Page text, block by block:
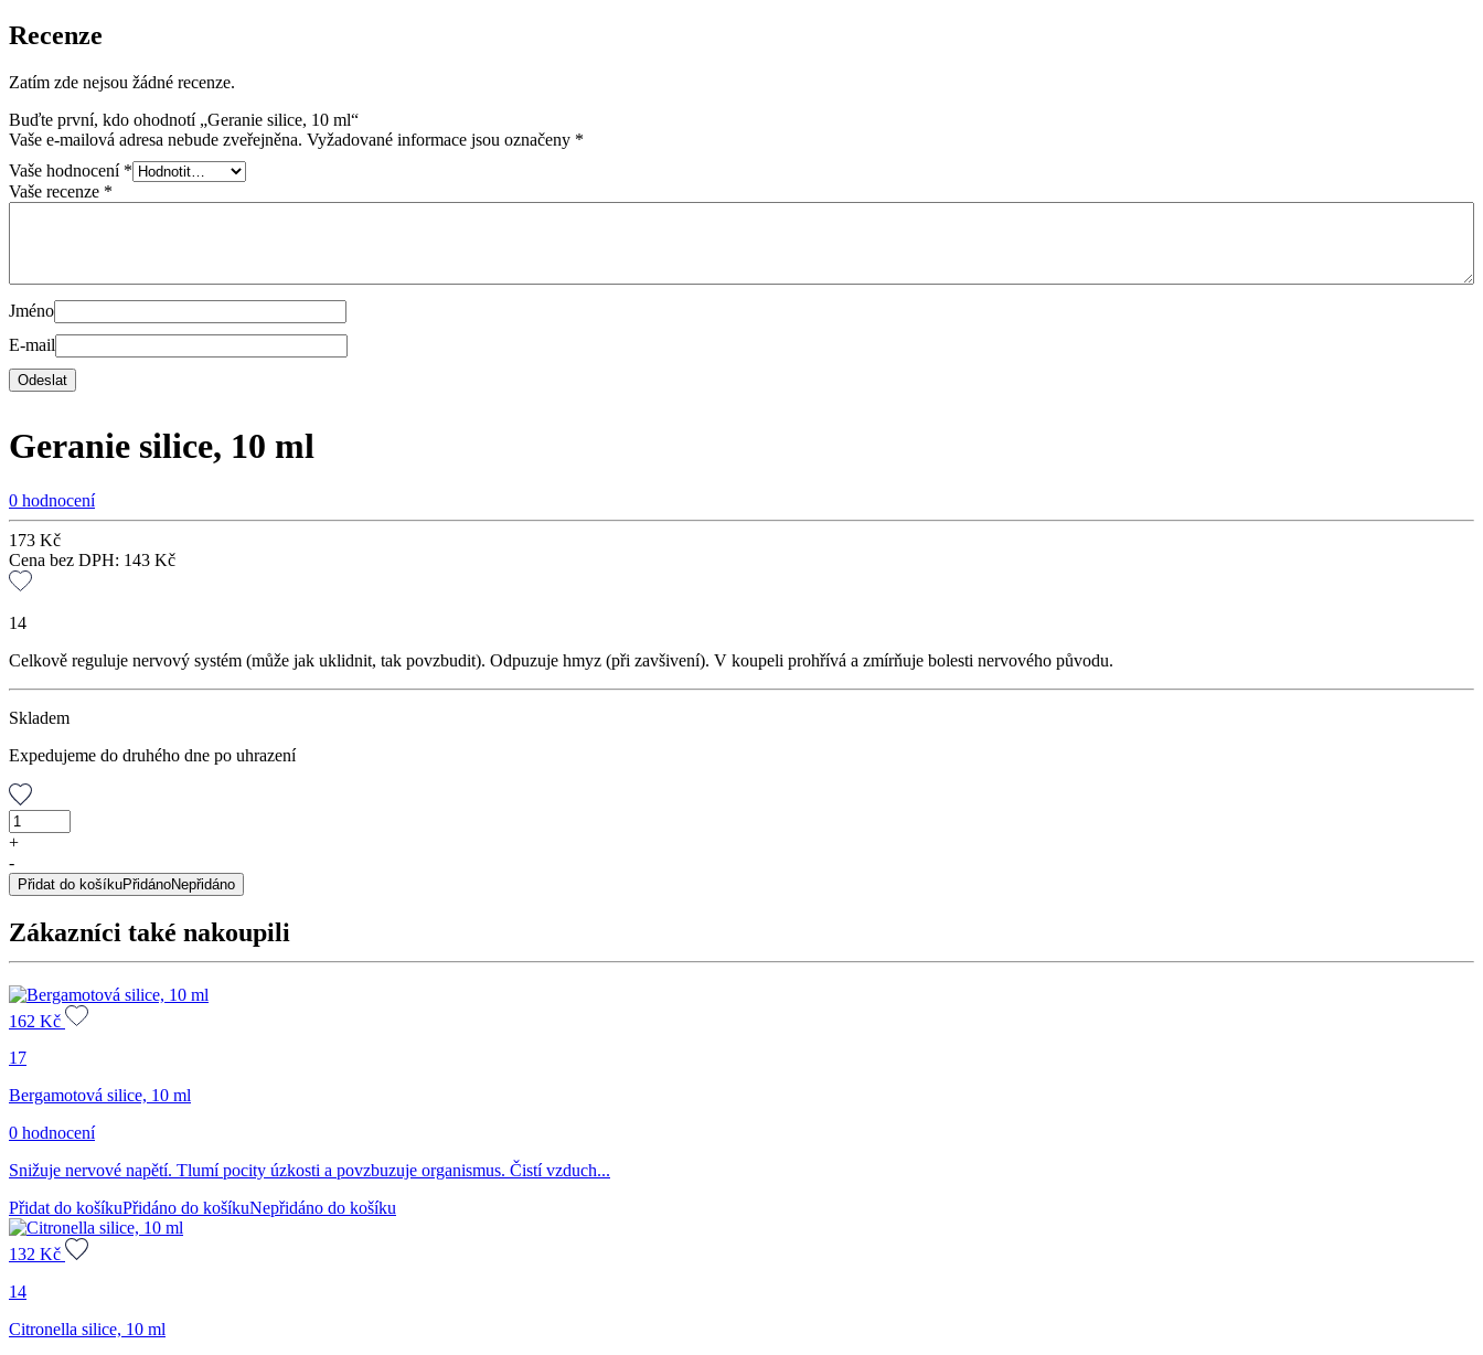
Recenze
Zatím zde nejsou žádné recenze.
Buďte první, kdo ohodnotí „Geranie silice, 10 ml“
Vaše e-mailová adresa nebude zveřejněna. Vyžadované informace jsou označeny *
Vaše hodnocení *
Vaše recenze *
Jméno
E-mail
Geranie silice, 10 ml
0 hodnocení
173 Kč
Cena bez DPH: 143 Kč
14
Celkově reguluje nervový systém (může jak uklidnit, tak povzbudit). Odpuzuje hmyz (při zavšivení). V koupeli prohřívá a zmírňuje bolesti nervového původu.
Skladem
Expedujeme do druhého dne po uhrazení
Geranie
silice,
ml
množství
+
-
Přidat do košíkuPřidánoNepřidáno
Zákazníci také nakoupili
162 Kč
17
Bergamotová silice, 10 ml
0 hodnocení
Snižuje nervové napětí. Tlumí pocity úzkosti a povzbuzuje organismus. Čistí vzduch...
Přidat do košíkuPřidáno do košíkuNepřidáno do košíku
132 Kč
14
Citronella silice, 10 ml